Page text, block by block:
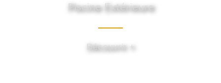
Piscine Extérieure
Découvrir +